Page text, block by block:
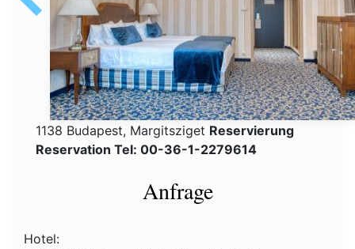
1138 Budapest, Margitsziget Reservierung
Reservation Tel: 00-36-1-2279614
Anfrage
Hotel: